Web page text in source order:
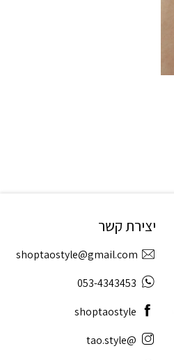
יצירת קשר
shoptaostyle@gmail.com
053-4343453
shoptaostyle
@tao.style